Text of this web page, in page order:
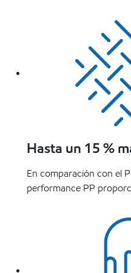
Hasta un 15 %
En comparación con el
performance PP